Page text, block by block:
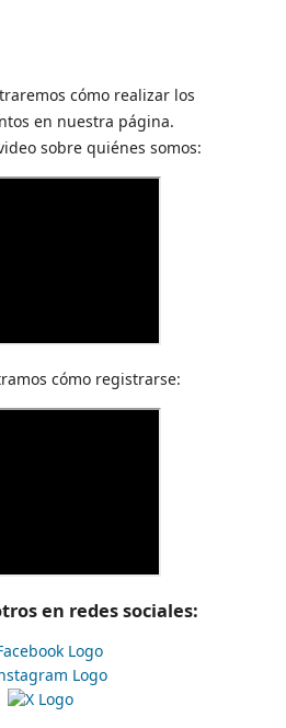
cómo realizar los
en nuestra página.
sobre quiénes somos:
cómo registrarse:
en redes sociales: